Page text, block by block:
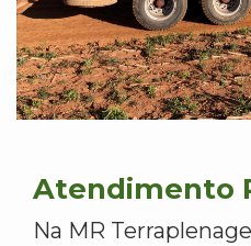
Atendimento
Na MR